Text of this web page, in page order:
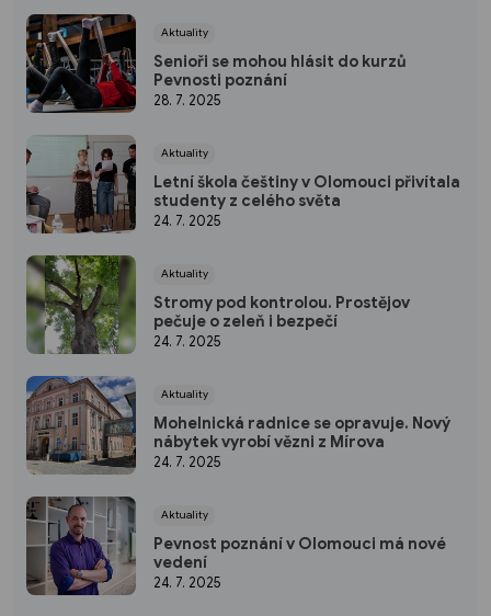
Aktuality
Senioři se mohou hlásit do kurzů
Pevnosti poznání
28. 7. 2025
Aktuality
Letní škola češtiny v Olomouci přivítala
studenty z celého světa
24. 7. 2025
Aktuality
Stromy pod kontrolou. Prostějov
pečuje o zeleň i bezpečí
24. 7. 2025
Aktuality
Mohelnická radnice se opravuje. Nový
nábytek vyrobí vězni z Mírova
24. 7. 2025
Aktuality
Pevnost poznání v Olomouci má nové
vedení
24. 7. 2025